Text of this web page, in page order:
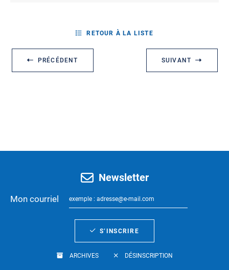
PRÉCÉDENT
RETOUR À LA LISTE
SUIVANT
Newsletter
Mon courriel
S’INSCRIRE
ARCHIVES DÉSINSCRIPTION